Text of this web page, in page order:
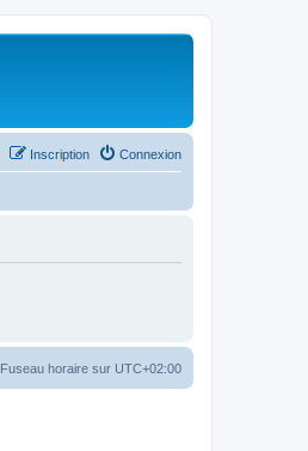
Connexion
Inscription
Fuseau horaire sur UTC+02:00